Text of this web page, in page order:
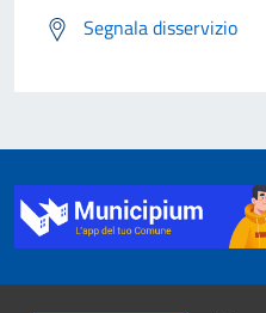
Segnala disservizio